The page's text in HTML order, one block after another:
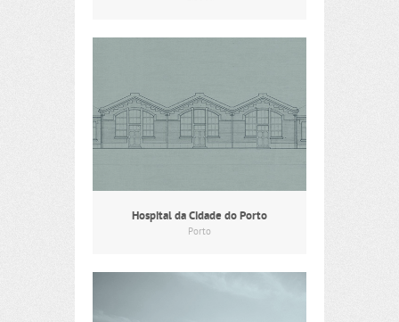
Hospital da Cidade do Porto
Porto